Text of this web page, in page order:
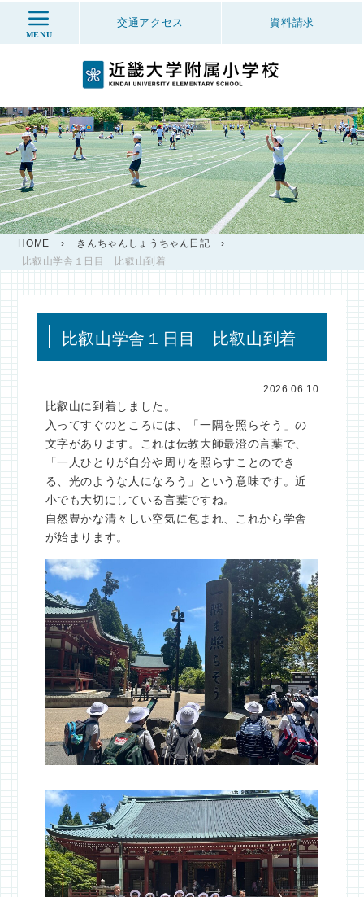
MENU
交通アクセス 資料請求
HOME › きんちゃんしょうちゃん日記
›
比叡山学舎１日目 比叡山到着
比叡山学舎１日目 比叡山到着
2026.06.10
比叡山に到着しました。
入ってすぐのところには、「一隅を照らそう」の
文字があります。これは伝教大師最澄の言葉で、
「一人ひとりが自分や周りを照らすことのでき
る、光のような人になろう」という意味です。近
小でも大切にしている言葉ですね。
自然豊かな清々しい空気に包まれ、これから学舎
が始まります。